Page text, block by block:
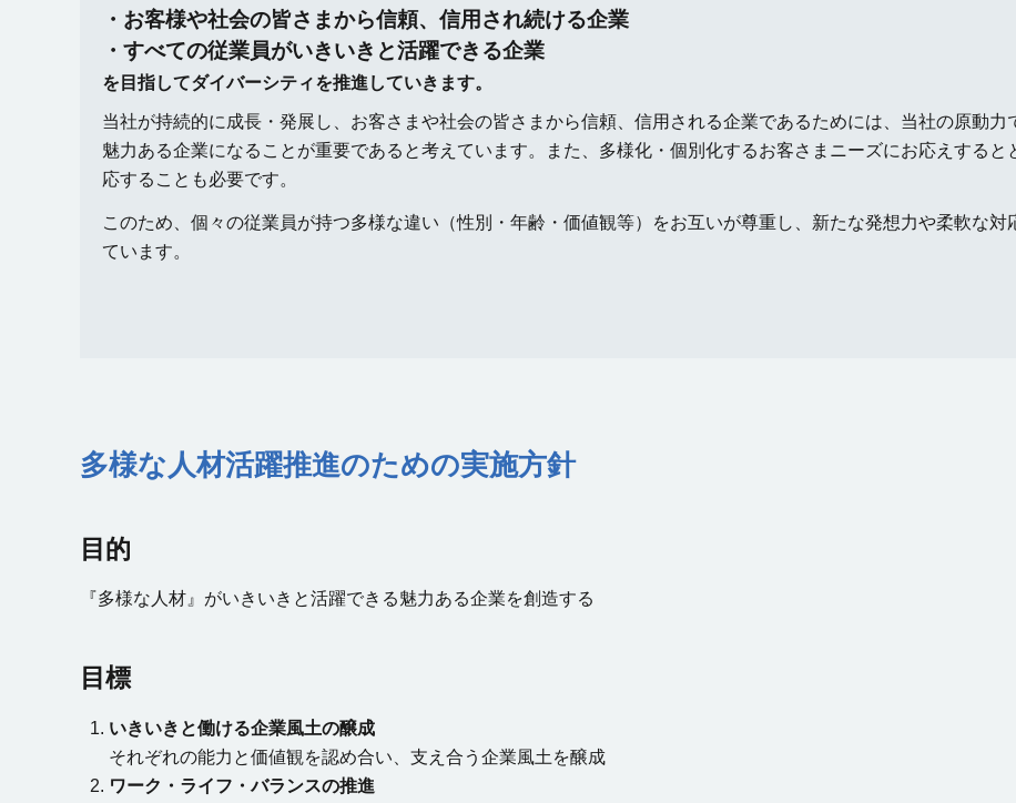
・お客様や社会の皆さまから信頼、信用され続ける企業
・すべての従業員がいきいきと活躍できる企業
を目指してダイバーシティを推進していきます。
当社が持続的に成長・発展し、お客さまや社会の皆さまから信頼、信用される企業であるためには、当社の原動
魅力ある企業になることが重要であると考えています。また、多様化・個別化するお客さまニーズにお応えする
応することも必要です。
このため、個々の従業員が持つ多様な違い（性別・年齢・価値観等）をお互いが尊重し、新たな発想力や柔軟な
ています。
多様な人材活躍推進のための実施方針
目的
『多様な人材』がいきいきと活躍できる魅力ある企業を創造する
目標
いきいきと働ける企業風土の醸成
それぞれの能力と価値観を認め合い、支え合う企業風土を醸成
ワーク・ライフ・バランスの推進